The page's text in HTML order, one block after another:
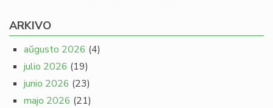
ARKIVO
aŭgusto 2026 (4)
julio 2026 (19)
junio 2026 (23)
majo 2026 (21)